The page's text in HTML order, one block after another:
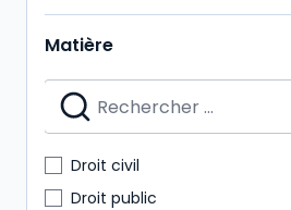
Codes Dalloz Professionnels
Mémentos
Nouvelle Bibliothèque de
Dalloz Action
Matière
Droit civil
Droit public